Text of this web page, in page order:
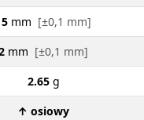
mm [±0,1 mm]
mm [±0,1 mm]
2.65 g
↑ osiowy